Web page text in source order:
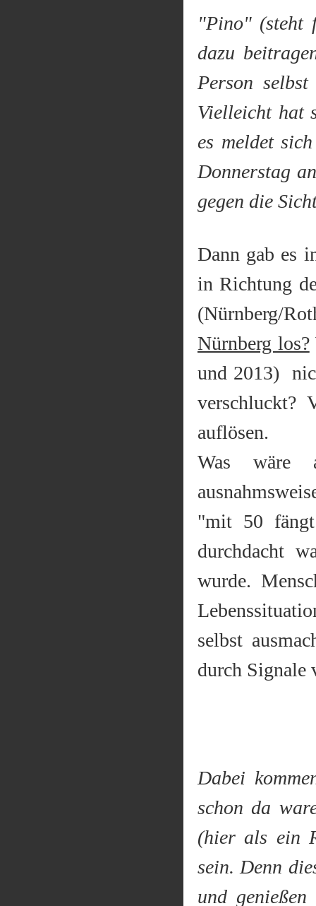
"Pino" (steht
dazu
Person
Vielleicht hat
es meldet
Donnerstag
gegen die
Dann gab es
in Richtung
(Nürnberg/
Nürnberg los?
und 2013)
verschluckt?
auflösen.
Was wäre
"mit 50
durchdacht
wurde.
selbst
durch Signale
Dabei
schon da
(hier als ein
sein. Denn
und